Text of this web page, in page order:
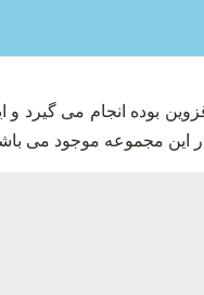
بوده انجام می‌ گیرد
این مجموعه موجود می‌